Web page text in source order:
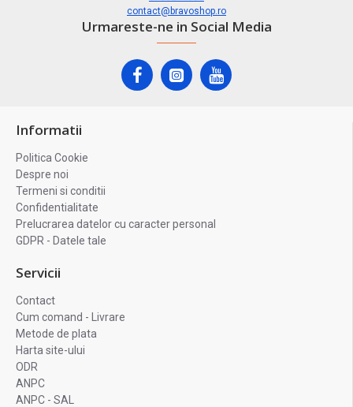
contact@bravoshop.ro
Urmareste-ne in Social Media
Informatii
Politica Cookie
Despre noi
Termeni si conditii
Confidentialitate
Prelucrarea datelor cu caracter personal
GDPR - Datele tale
Servicii
Contact
Cum comand - Livrare
Metode de plata
Harta site-ului
ODR
ANPC
ANPC - SAL